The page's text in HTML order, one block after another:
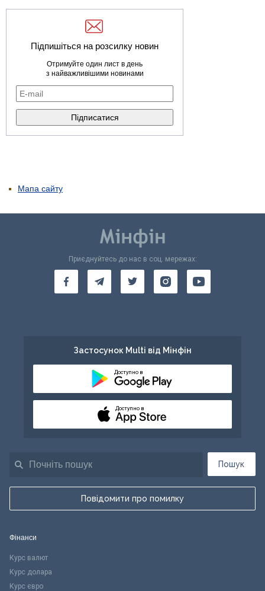
Підпишіться на розсилку новин
Отримуйте один лист в день
з найважливішими новинами
Мапа сайту
Пошук
Повідомити про помилку
Приєднуйтесь до нас в соц. мережах:
Застосунок Multi від Мінфін
Доступно в
Доступно в
Фінанси
Курс валют
Курс долара
Курс євро